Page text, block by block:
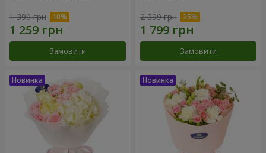
1 399 грн
Замовити
2 399 грн
Замовити